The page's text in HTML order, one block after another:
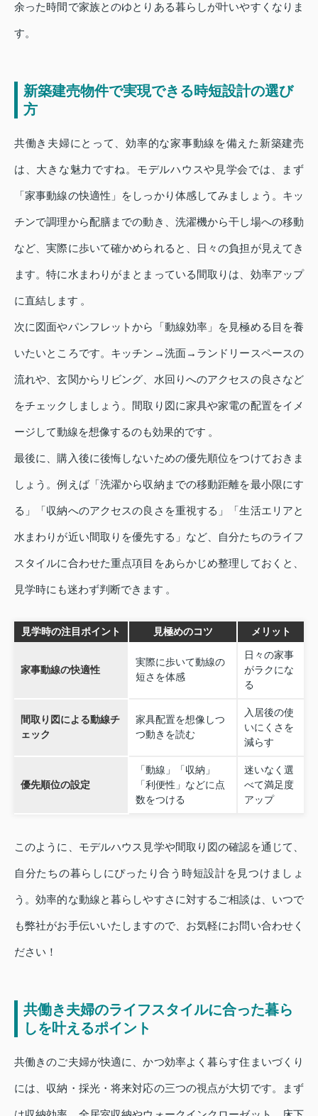
余った時間で家族とのゆとりある暮らしが叶いやすくなりま
す。
新築建売物件で実現できる時短設計の選び
方
共働き夫婦にとって、効率的な家事動線を備えた新築建売
は、大きな魅力ですね。モデルハウスや見学会では、まず
「家事動線の快適性」をしっかり体感してみましょう。キッ
チンで調理から配膳までの動き、洗濯機から干し場への移動
など、実際に歩いて確かめられると、日々の負担が見えてき
ます。特に水まわりがまとまっている間取りは、効率アップ
に直結します 。
次に図面やパンフレットから「動線効率」を見極める目を養
いたいところです。キッチン→洗面→ランドリースペースの
流れや、玄関からリビング、水回りへのアクセスの良さなど
をチェックしましょう。間取り図に家具や家電の配置をイメ
ージして動線を想像するのも効果的です 。
最後に、購入後に後悔しないための優先順位をつけておきま
しょう。例えば「洗濯から収納までの移動距離を最小限にす
る」「収納へのアクセスの良さを重視する」「生活エリアと
水まわりが近い間取りを優先する」など、自分たちのライフ
スタイルに合わせた重点項目をあらかじめ整理しておくと、
見学時にも迷わず判断できます 。
見学時の注目ポイント 見極めのコツ メリット
家事動線の快適性
実際に歩いて動線の
短さを体感
日々の家事
がラクにな
る
間取り図による動線チ
ェック
家具配置を想像しつ
つ動きを読む
入居後の使
いにくさを
減らす
優先順位の設定
「動線」「収納」
「利便性」などに点
数をつける
迷いなく選
べて満足度
アップ
このように、モデルハウス見学や間取り図の確認を通じて、
自分たちの暮らしにぴったり合う時短設計を見つけましょ
う。効率的な動線と暮らしやすさに対するご相談は、いつで
も弊社がお手伝いいたしますので、お気軽にお問い合わせく
ださい！
共働き夫婦のライフスタイルに合った暮ら
しを叶えるポイント
共働きのご夫婦が快適に、かつ効率よく暮らす住まいづくり
には、収納・採光・将来対応の三つの視点が大切です。まず